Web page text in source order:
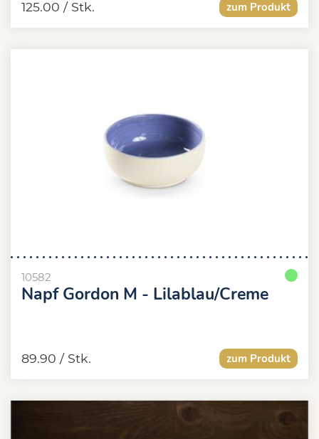
zum Produkt
125.00 / Stk.
10582
Napf Gordon M - Lilablau/Creme
zum Produkt
89.90 / Stk.